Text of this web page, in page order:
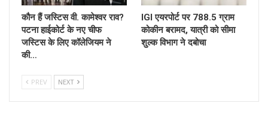
कौन हैं जस्टिस वी. कामेश्वर राव?
पटना हाईकोर्ट के नए चीफ
जस्टिस के लिए कॉलेजियम ने
की…
IGI एयरपोर्ट पर 788.5 ग्राम
कोकीन बरामद, यात्री को सीमा
शुल्क विभाग ने दबोचा
PREV NEXT